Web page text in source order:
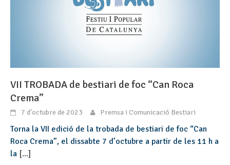
VII TROBADA de bestiari de foc “Can Roca
Crema”
7 d'octubre de 2023 Premsa i Comunicació Bestiari
Torna la VII edició de la trobada de bestiari de foc “Can
Roca Crema”, el dissabte 7 d’octubre a partir de les 11 h a
la [...]